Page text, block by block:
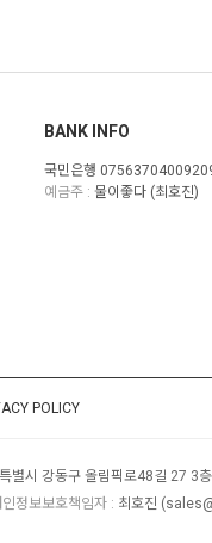
BANK INFO
국민은행
예금주 : 물이좋다 (최호진)
POLICY
별시 강동구 올림픽로48길 27 3층
정보보호책임자 : 최호진 (